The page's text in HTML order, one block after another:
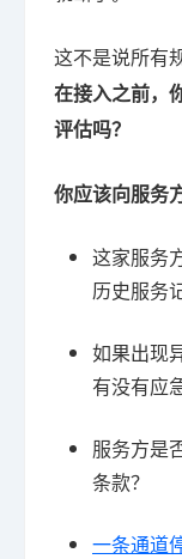
这不是说所有
在接入之前，
评估吗？
你应该向服务
这家服务
历史服务
如果出现
有没有应
服务方是
条款？
一条通道